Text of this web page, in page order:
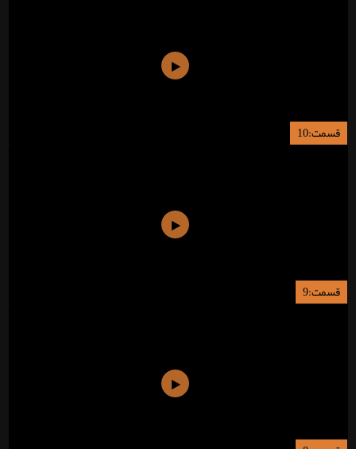
قسمت:10
قسمت:9